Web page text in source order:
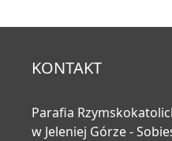
KONTAKT
Parafia
w Jeleniej Górze -